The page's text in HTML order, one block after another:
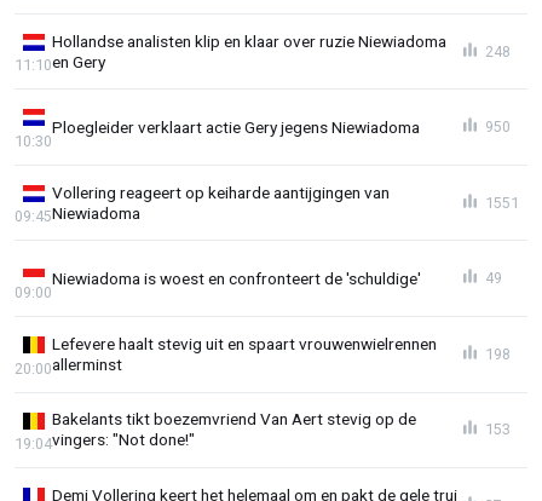
Hollandse analisten klip en klaar over ruzie Niewiadoma
en Gery
11:10
248
Ploegleider verklaart actie Gery jegens Niewiadoma
10:30
950
Vollering reageert op keiharde aantijgingen van
Niewiadoma
09:45
1551
Niewiadoma is woest en confronteert de 'schuldige'
09:00
49
Lefevere haalt stevig uit en spaart vrouwenwielrennen
allerminst
20:00
198
Bakelants tikt boezemvriend Van Aert stevig op de
vingers: "Not done!"
19:04
153
Demi Vollering keert het helemaal om en pakt de gele trui